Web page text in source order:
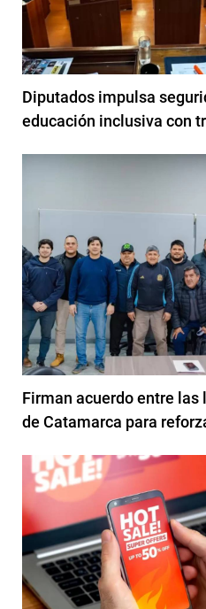
Diputados impulsa
educación inclusiva con
Firman acuerdo entre
de Catamarca para